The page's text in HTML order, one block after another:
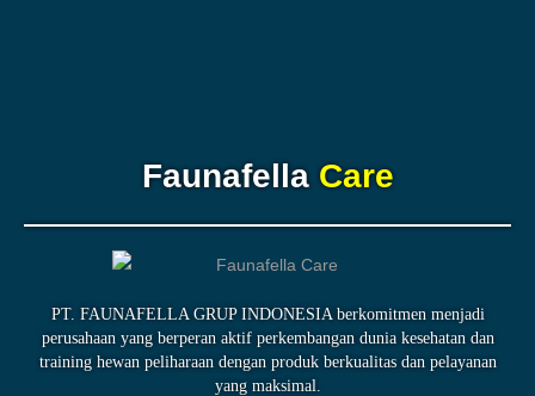
FaunafellaCare
PT. FAUNAFELLA GRUP INDONESIA berkomitmen menjadi
perusahaan yang berperan aktif perkembangan dunia kesehatan dan
training hewan peliharaan dengan produk berkualitas dan pelayanan
yang maksimal.